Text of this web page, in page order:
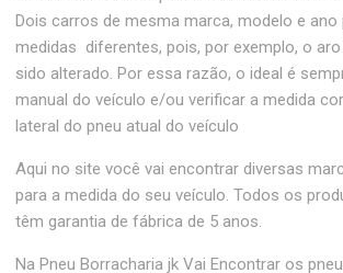
Dois carros de mesma marca, modelo e
medidas diferentes, pois, por exemplo, o
sido alterado. Por essa razão, o ideal é
manual do veículo e/ou verificar a medida
lateral do pneu atual do veículo
Aqui no site você vai encontrar diversas
para a medida do seu veículo. Todos os
têm garantia de fábrica de 5 anos.
Na Pneu Borracharia jk Vai Encontrar os